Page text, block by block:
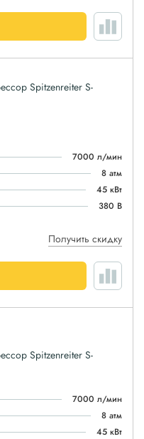
Spitzenreiter S-
7000 л/мин
8 атм
45 кВт
380 В
Получить скидку
Spitzenreiter S-
7000 л/мин
8 атм
45 кВт